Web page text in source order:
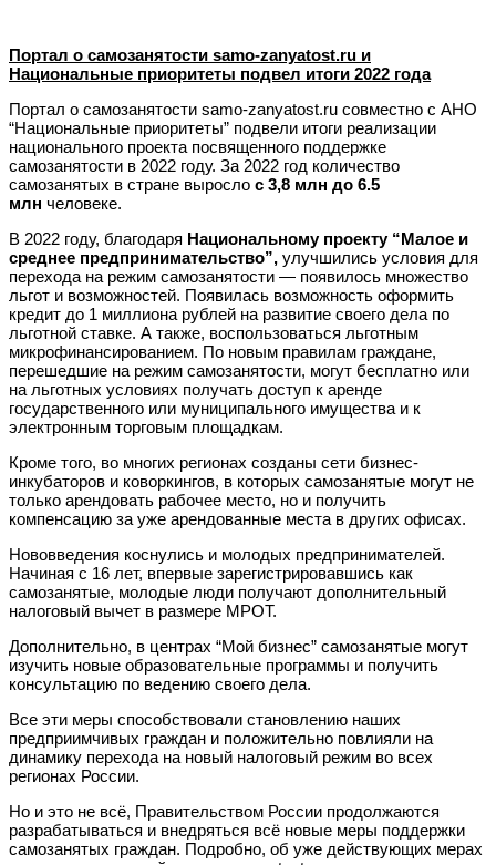
Портал о самозанятости samo-zanyatost.ru и
Национальные приоритеты подвел итоги 2022 года
Портал о самозанятости samo-zanyatost.ru совместно с АНО
“Национальные приоритеты” подвели итоги реализации
национального проекта посвященного поддержке
самозанятости в 2022 году. За 2022 год количество
самозанятых в стране выросло с 3,8 млн до 6.5
млн человеке.
В 2022 году, благодаря Национальному проекту “Малое и
среднее предпринимательство”, улучшились условия для
перехода на режим самозанятости — появилось множество
льгот и возможностей. Появилась возможность оформить
кредит до 1 миллиона рублей на развитие своего дела по
льготной ставке. А также, воспользоваться льготным
микрофинансированием. По новым правилам граждане,
перешедшие на режим самозанятости, могут бесплатно или
на льготных условиях получать доступ к аренде
государственного или муниципального имущества и к
электронным торговым площадкам.
Кроме того, во многих регионах созданы сети бизнес-
инкубаторов и коворкингов, в которых самозанятые могут не
только арендовать рабочее место, но и получить
компенсацию за уже арендованные места в других офисах.
Нововведения коснулись и молодых предпринимателей.
Начиная с 16 лет, впервые зарегистрировавшись как
самозанятые, молодые люди получают дополнительный
налоговый вычет в размере МРОТ.
Дополнительно, в центрах “Мой бизнес” самозанятые могут
изучить новые образовательные программы и получить
консультацию по ведению своего дела.
Все эти меры способствовали становлению наших
предприимчивых граждан и положительно повлияли на
динамику перехода на новый налоговый режим во всех
регионах России.
Но и это не всё, Правительством России продолжаются
разрабатываться и внедряться всё новые меры поддержки
самозанятых граждан. Подробно, об уже действующих мерах